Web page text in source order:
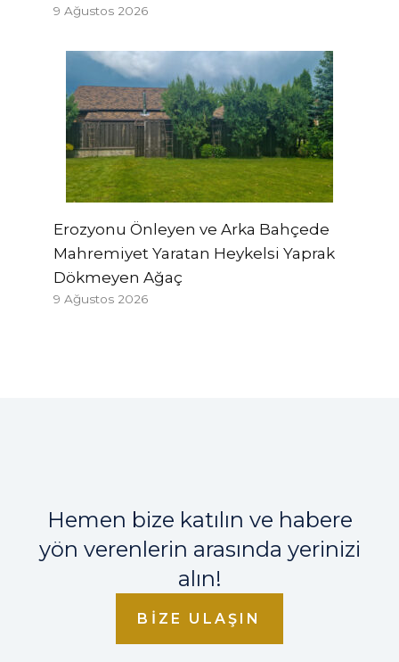
9 Ağustos 2026
Erozyonu Önleyen ve Arka Bahçede
Mahremiyet Yaratan Heykelsi Yaprak
Dökmeyen Ağaç
9 Ağustos 2026
Hemen bize katılın ve habere
yön verenlerin arasında yerinizi
alın!
BIZE ULAŞIN